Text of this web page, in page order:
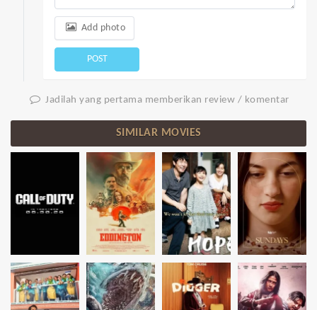
Add photo
POST
Jadilah yang pertama memberikan review / komentar
SIMILAR MOVIES